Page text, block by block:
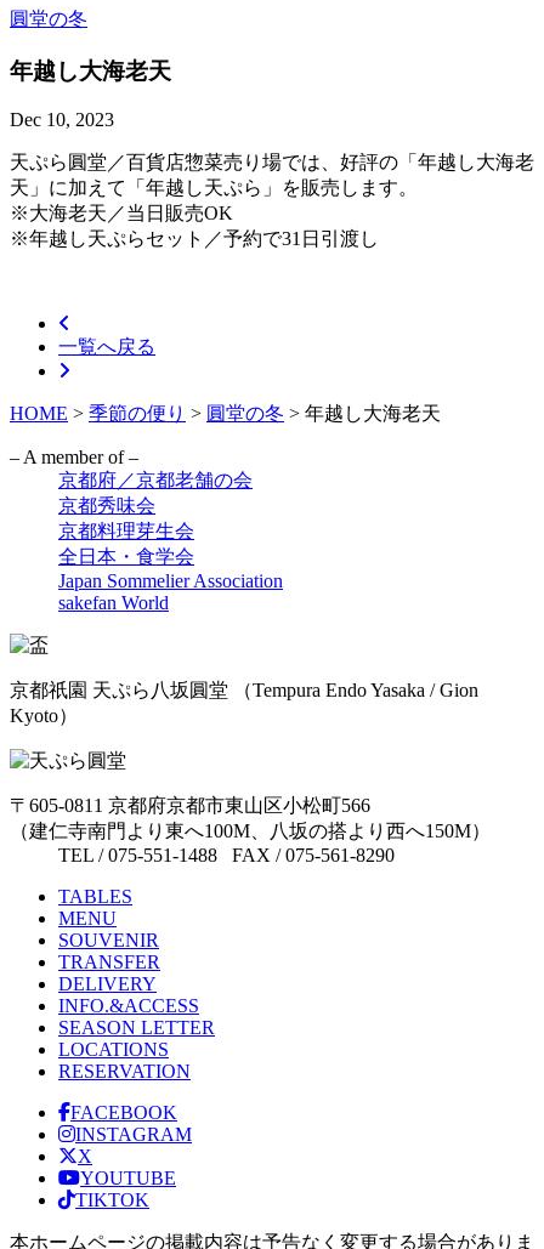
圓堂の冬
年越し大海老天
Dec 10, 2023
天ぷら圓堂／百貨店惣菜売り場では、好評の「年越し大海老
天」に加えて「年越し天ぷら」を販売します。
※大海老天／当日販売OK
※年越し天ぷらセット／予約で31日引渡し
一覧へ戻る
HOME > 季節の便り > 圓堂の冬 > 年越し大海老天
– A member of –
京都府／京都老舗の会
京都秀味会
京都料理芽生会
全日本・食学会
Japan Sommelier Association
sakefan World
京都祇園 天ぷら八坂圓堂 （Tempura Endo Yasaka / Gion
Kyoto）
〒605-0811 京都府京都市東山区小松町566
（建仁寺南門より東へ100M、八坂の搭より西へ150M）
TEL / 075-551-1488 FAX / 075-561-8290
TABLES
MENU
SOUVENIR
TRANSFER
DELIVERY
INFO.&ACCESS
SEASON LETTER
LOCATIONS
RESERVATION
FACEBOOK
INSTAGRAM
X
YOUTUBE
TIKTOK
本ホームページの掲載内容は予告なく変更する場合がありま